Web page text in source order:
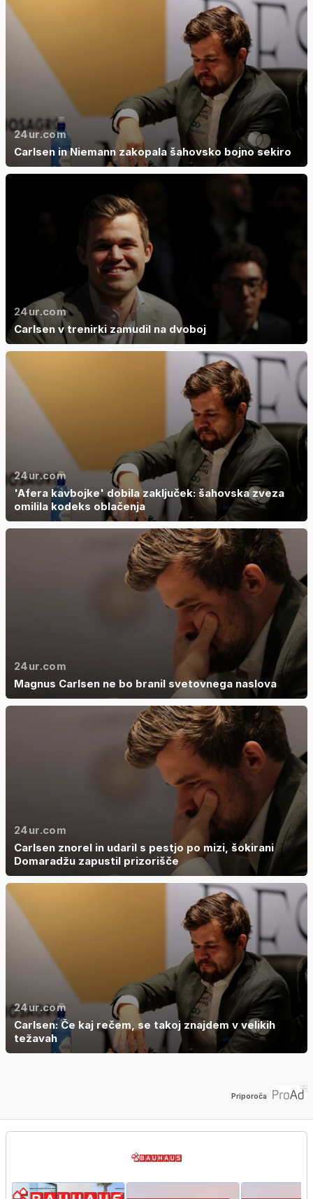
24ur.com
Carlsen in Niemann zakopala šahovsko bojno sekiro
24ur.com
Carlsen v trenirki zamudil na dvoboj
24ur.com
'Afera kavbojke' dobila zaključek: šahovska zveza
omilila kodeks oblačenja
24ur.com
Magnus Carlsen ne bo branil svetovnega naslova
24ur.com
Carlsen znorel in udaril s pestjo po mizi, šokirani
Domaradžu zapustil prizorišče
24ur.com
Carlsen: Če kaj rečem, se takoj znajdem v velikih
težavah
Priporoča